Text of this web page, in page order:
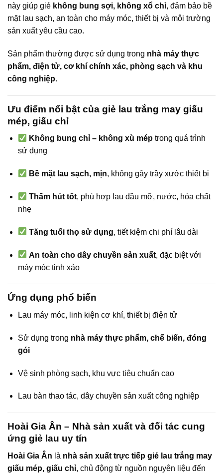
này giúp giẻ không bung sợi, không xổ chỉ, đảm bảo bề
mặt lau sạch, an toàn cho máy móc, thiết bị và môi trường
sản xuất yêu cầu cao.
Sản phẩm thường được sử dụng trong nhà máy thực
phẩm, điện tử, cơ khí chính xác, phòng sạch và khu
công nghiệp.
Ưu điểm nổi bật của giẻ lau trắng may giấu
mép, giấu chỉ
Không bung chỉ – không xù mép trong quá trình
sử dụng
Bề mặt lau sạch, mịn, không gây trầy xước thiết bị
Thấm hút tốt, phù hợp lau dầu mỡ, nước, hóa chất
nhẹ
Tăng tuổi thọ sử dụng, tiết kiệm chi phí lâu dài
An toàn cho dây chuyền sản xuất, đặc biệt với
máy móc tinh xảo
Ứng dụng phổ biến
Lau máy móc, linh kiện cơ khí, thiết bị điện tử
Sử dụng trong nhà máy thực phẩm, chế biến, đóng
gói
Vệ sinh phòng sạch, khu vực tiêu chuẩn cao
Lau bàn thao tác, dây chuyền sản xuất công nghiệp
Hoài Gia Ân – Nhà sản xuất và đối tác cung
ứng giẻ lau uy tín
Hoài Gia Ân là nhà sản xuất trực tiếp giẻ lau trắng may
giấu mép, giấu chỉ, chủ động từ nguồn nguyên liệu đến